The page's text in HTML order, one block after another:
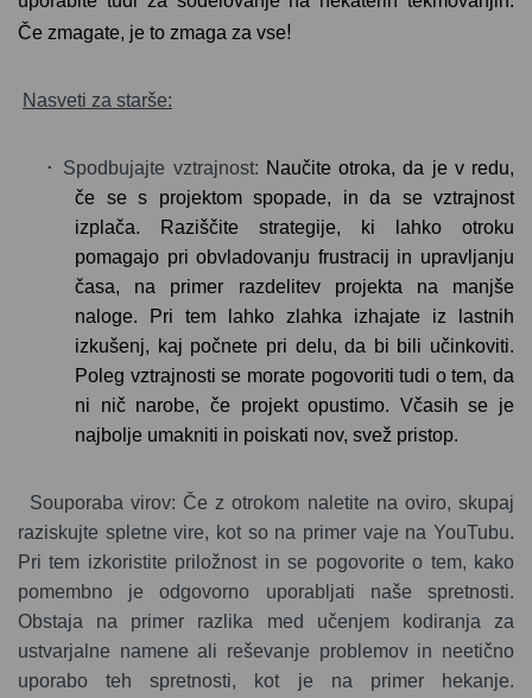
Če zmagate, je to zmaga za vse!
Nasveti za starše:
· Spodbujajte vztrajnost: Naučite otroka, da je v redu,
če se s projektom spopade, in da se vztrajnost
izplača.
Raziščite strategije, ki lahko otroku
pomagajo pri obvladovanju frustracij in upravljanju
časa, na primer razdelitev projekta na manjše
naloge. Pri tem lahko zlahka izhajate iz lastnih
izkušenj, kaj počnete pri delu, da bi bili učinkoviti.
Poleg vztrajnosti se morate pogovoriti tudi o tem, da
ni nič narobe, če projekt opustimo. Včasih se je
najbolje umakniti in poiskati nov, svež pristop.
Souporaba virov: Če z otrokom naletite na oviro, skupaj
raziskujte spletne vire, kot so na primer vaje na YouTubu.
Pri tem izkoristite priložnost in se pogovorite o tem, kako
pomembno je odgovorno uporabljati naše spretnosti.
Obstaja na primer razlika med učenjem kodiranja za
ustvarjalne namene ali reševanje problemov in neetično
uporabo teh spretnosti, kot je na primer hekanje.